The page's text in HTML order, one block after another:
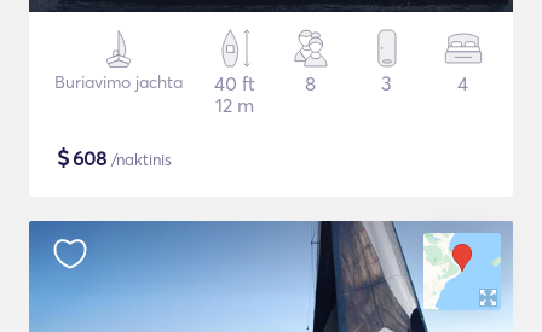
Buriavimo jachta
40 ft
12 m
8 3 4
$608 /naktinis